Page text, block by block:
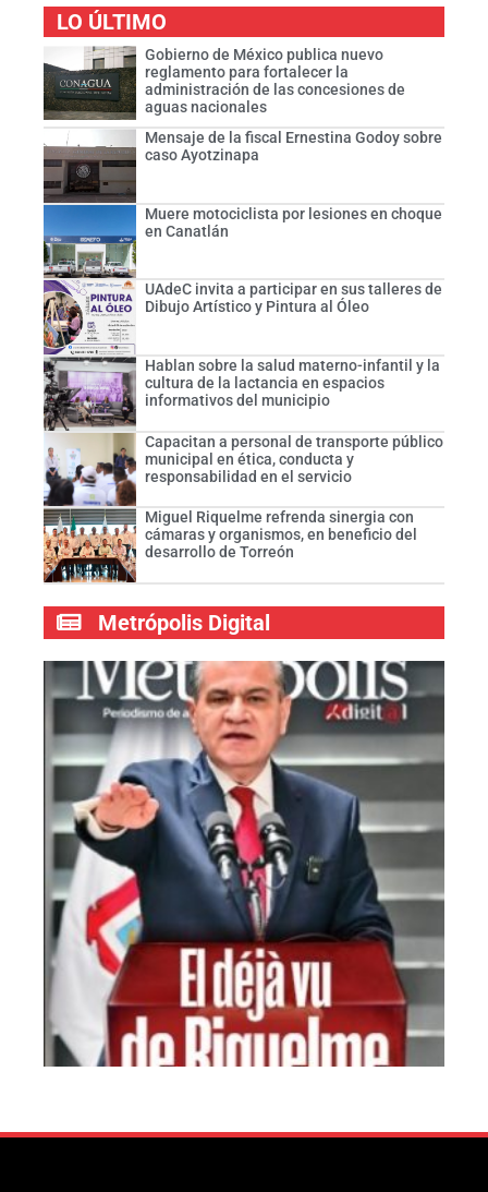
LO ÚLTIMO
Gobierno de México publica nuevo
reglamento para fortalecer la
administración de las concesiones de
aguas nacionales
Mensaje de la fiscal Ernestina Godoy sobre
caso Ayotzinapa
Muere motociclista por lesiones en choque
en Canatlán
UAdeC invita a participar en sus talleres de
Dibujo Artístico y Pintura al Óleo
Hablan sobre la salud materno-infantil y la
cultura de la lactancia en espacios
informativos del municipio
Capacitan a personal de transporte público
municipal en ética, conducta y
responsabilidad en el servicio
Miguel Riquelme refrenda sinergia con
cámaras y organismos, en beneficio del
desarrollo de Torreón
Metrópolis Digital